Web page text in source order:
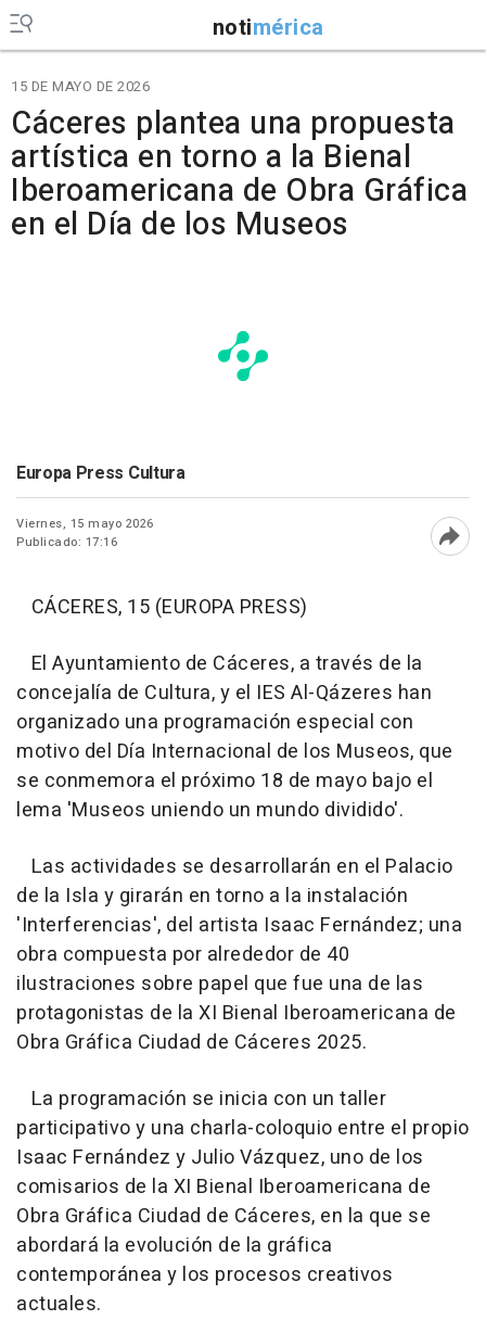
notimérica
15 DE MAYO DE 2026
Cáceres plantea una propuesta
artística en torno a la Bienal
Iberoamericana de Obra Gráfica
en el Día de los Museos
Europa Press Cultura
Viernes, 15 mayo 2026
Publicado: 17:16
CÁCERES, 15 (EUROPA PRESS)
El Ayuntamiento de Cáceres, a través de la
concejalía de Cultura, y el IES Al-Qázeres han
organizado una programación especial con
motivo del Día Internacional de los Museos, que
se conmemora el próximo 18 de mayo bajo el
lema 'Museos uniendo un mundo dividido'.
Las actividades se desarrollarán en el Palacio
de la Isla y girarán en torno a la instalación
'Interferencias', del artista Isaac Fernández; una
obra compuesta por alrededor de 40
ilustraciones sobre papel que fue una de las
protagonistas de la XI Bienal Iberoamericana de
Obra Gráfica Ciudad de Cáceres 2025.
La programación se inicia con un taller
participativo y una charla-coloquio entre el propio
Isaac Fernández y Julio Vázquez, uno de los
comisarios de la XI Bienal Iberoamericana de
Obra Gráfica Ciudad de Cáceres, en la que se
abordará la evolución de la gráfica
contemporánea y los procesos creativos
actuales.